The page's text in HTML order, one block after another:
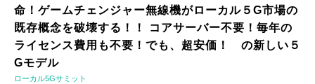
命！ゲームチェンジャー無線機がローカル５G市場の
既存概念を破壊する！！ コアサーバー不要！毎年の
ライセンス費用も不要！でも、超安価！ の新しい５
Gモデル
ローカル5Gサミット